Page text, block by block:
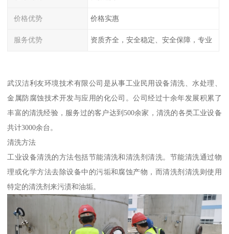
价格优势 价格实惠
服务优势 资质齐全，安全稳定、安全保障，专业
武汉洁利友环境技术有限公司是从事工业民用设备清洗、水处理、
金属防腐蚀技术开发与应用的化公司。公司经过十余年发展积累了
丰富的清洗经验，服务过的客户达到500余家，清洗的各类工业设备
共计3000余台。
清洗方法
工业设备清洗的方法包括节能清洗和清洗剂清洗。节能清洗通过物
理或化学方法去除设备中的污垢和腐蚀产物，而清洗剂清洗则使用
特定的清洗剂来污渍和油垢。